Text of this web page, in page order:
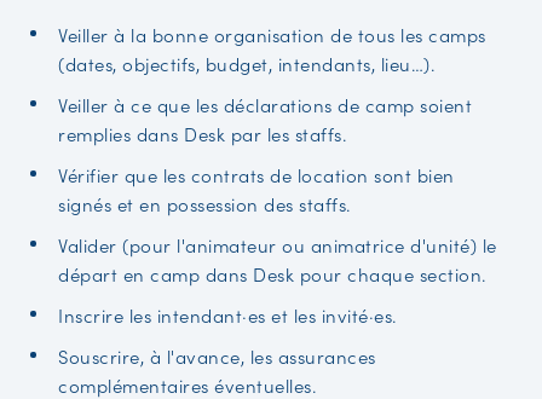
Veiller à la bonne organisation de tous les camps
(dates, objectifs, budget, intendants, lieu…).
Veiller à ce que les déclarations de camp soient
remplies dans Desk par les staffs.
Vérifier que les contrats de location sont bien
signés et en possession des staffs.
Valider (pour l'animateur ou animatrice d'unité) le
départ en camp dans Desk pour chaque section.
Inscrire les intendant·es et les invité·es.
Souscrire, à l'avance, les assurances
complémentaires éventuelles.